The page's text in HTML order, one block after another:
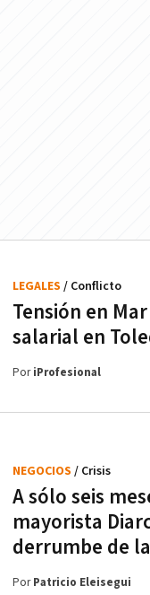
Tensión en
salarial en
LEGALES / Conflicto
PoriProfesional
A sólo seis
mayorista
derrumbe de
NEGOCIOS / Crisis
PorPatricio Eleisegui